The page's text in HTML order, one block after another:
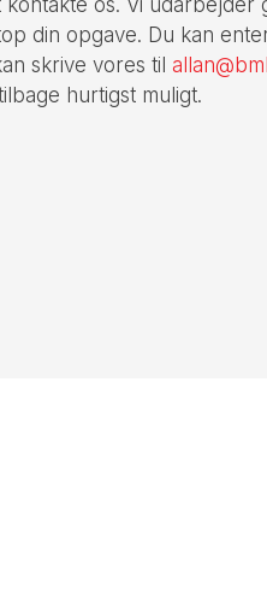
din opgave. Du kan
skrive vores til
hurtigst muligt.